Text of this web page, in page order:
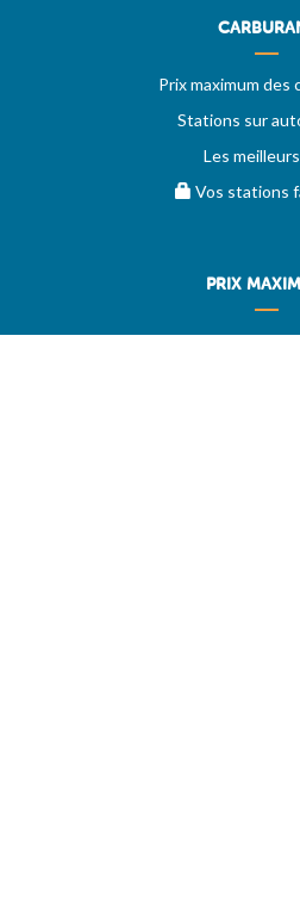
Prix maximum des
Stations sur
Les
Vos stations
PRIX